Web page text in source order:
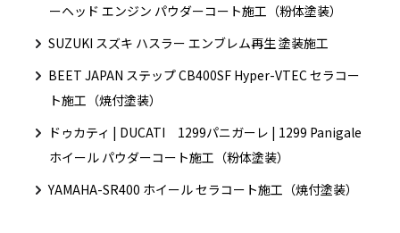
ーヘッド エンジン パウダーコート施工（粉体塗装）
SUZUKI スズキ ハスラー エンブレム再生 塗装施工
BEET JAPAN ステップ CB400SF Hyper-VTEC セラコー
ト施工（焼付塗装）
ドゥカティ | DUCATI 1299パニガーレ | 1299 Panigale
ホイール パウダーコート施工（粉体塗装）
YAMAHA-SR400 ホイール セラコート施工（焼付塗装）